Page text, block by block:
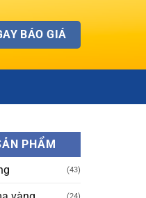
BÁO GIÁ
PHẨM
(43)